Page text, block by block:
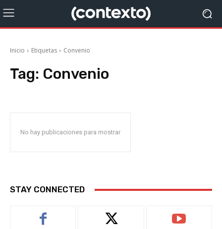
Inicio Etiquetas Convenio
Tag: Convenio
No hay publicaciones para mostrar
STAY CONNECTED